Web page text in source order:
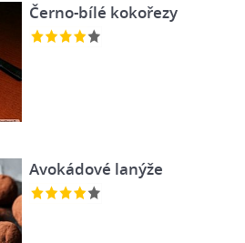
Černo-bílé kokořezy
Avokádové lanýže